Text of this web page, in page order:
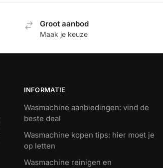
Groot aanbod
Maak je keuze
INFORMATIE
Wasmachine aanbiedingen: vind de
beste deal
Wasmachine kopen tips: hier moet je
op letten
Wasmachine reinigen en